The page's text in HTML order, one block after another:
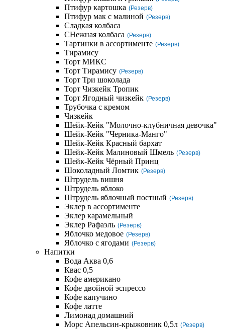
Птифур картошка (Резерв)
Птифур мак с малиной (Резерв)
Сладкая колбаса
СНежная колбаса (Резерв)
Тартинки в ассортименте (Резерв)
Тирамису
Торт МИКС
Торт Тирамису (Резерв)
Торт Три шоколада
Торт Чизкейк Тропик
Торт Ягодный чизкейк (Резерв)
Трубочка с кремом
Чизкейк
Шейк-Кейк "Молочно-клубничная девочка"
Шейк-Кейк "Черника-Манго"
Шейк-Кейк Красный бархат
Шейк-Кейк Малиновый Шмель (Резерв)
Шейк-Кейк Чёрный Принц
Шоколадный Ломтик (Резерв)
Штрудель вишня
Штрудель яблоко
Штрудель яблочный постный (Резерв)
Эклер в ассортименте
Эклер карамельный
Эклер Рафаэль (Резерв)
Яблочко медовое (Резерв)
Яблочко с ягодами (Резерв)
Напитки
Вода Аква 0,6
Квас 0,5
Кофе американо
Кофе двойной эспрессо
Кофе капучино
Кофе латте
Лимонад домашний
Морс Апельсин-крыжовник 0,5л (Резерв)